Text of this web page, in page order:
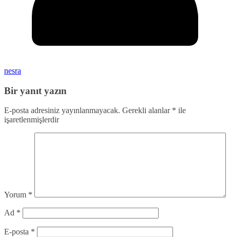
nesra
Bir yanıt yazın
E-posta adresiniz yayınlanmayacak. Gerekli alanlar * ile
işaretlenmişlerdir
Yorum *
Ad *
E-posta *